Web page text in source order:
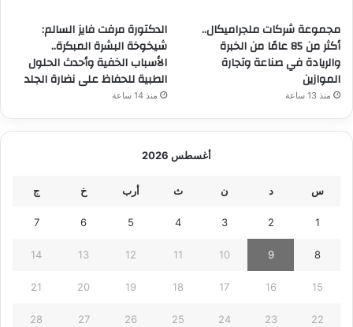
مجموعة شركات ملجراميكال..
أكثر من 85 عامًا من الخبرة
والريادة في صناعة وتجارة
الموازين
منذ 13 ساعة
الدكتورة مرفت فايز السالم:
شيخوخة البشرة المبكرة..
الأسباب الخفية وأحدث الحلول
الطبية للحفاظ على نضارة الجلد
منذ 14 ساعة
أغسطس 2026
س د ن ث أرب خ ج
1
2
3
4
5
6
7
8
9
10
11
12
13
14
15
16
17
18
19
20
21
22
23
24
25
26
27
28